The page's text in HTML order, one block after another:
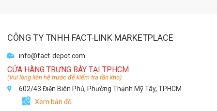
CÔNG TY TNHH FACT-LINK MARKETPLACE
info@fact-depot.com
CỬA HÀNG TRƯNG BÀY TẠI TP.HCM
(Vui lòng liên hệ trước để kiểm tra tồn kho)
602/43 Điện Biên Phủ, Phường Thạnh Mỹ Tây, TPHCM
Xem bản đồ